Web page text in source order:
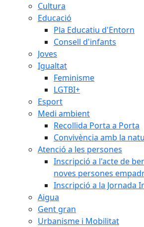
Cultura
Educació
Pla Educatiu d'Entorn
Consell d'infants
Joves
Igualtat
Feminisme
LGTBI+
Esport
Medi ambient
Recollida Porta a Porta
Convivència amb la
Atenció a les persones
Inscripció a l'acte de
noves persones
Inscripció a la Jornada
Aigua
Gent gran
Urbanisme i Mobilitat